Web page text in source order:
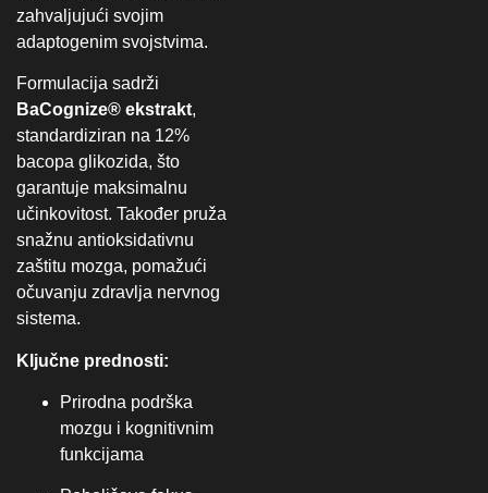
zahvaljujući svojim
adaptogenim svojstvima.
Formulacija sadrži
BaCognize® ekstrakt,
standardiziran na 12%
bacopa glikozida, što
garantuje maksimalnu
učinkovitost. Također pruža
snažnu antioksidativnu
zaštitu mozga, pomažući
očuvanju zdravlja nervnog
sistema.
Ključne prednosti:
Prirodna podrška
mozgu i kognitivnim
funkcijama